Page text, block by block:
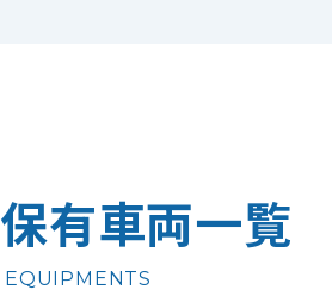
保有車両一覧
EQUIPMENTS